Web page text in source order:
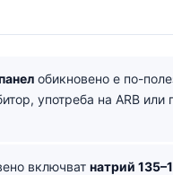
обикновено е по-
употреба на ARB
включват натрий